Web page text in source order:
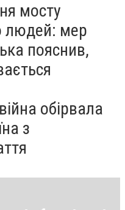
мосту
людей: мер
пояснив,
обірвала
з